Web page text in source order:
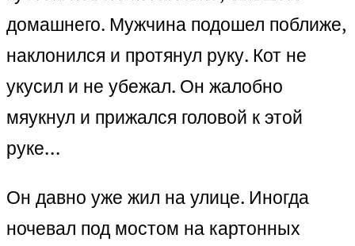
домашнего. Мужчина подошел поближе,
наклонился и протянул руку. Кот не
укусил и не убежал. Он жалобно
мяукнул и прижался головой к этой
руке…
Он давно уже жил на улице. Иногда
ночевал под мостом на картонных